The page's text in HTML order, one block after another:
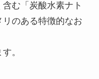
む「炭酸水素ナト
リのある特徴的なお
。